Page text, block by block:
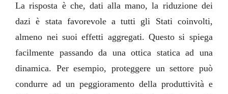
La risposta è che, dati alla mano, la riduzione dei
dazi è stata favorevole a tutti gli Stati coinvolti,
almeno nei suoi effetti aggregati. Questo si spiega
facilmente passando da una ottica statica ad una
dinamica. Per esempio, proteggere un settore può
condurre ad un peggioramento della produttività e